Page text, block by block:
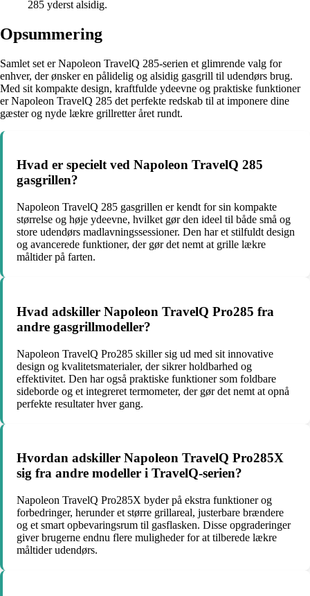
285 yderst alsidig.
Opsummering
Samlet set er Napoleon TravelQ 285-serien et glimrende valg for
enhver, der ønsker en pålidelig og alsidig gasgrill til udendørs brug.
Med sit kompakte design, kraftfulde ydeevne og praktiske funktioner
er Napoleon TravelQ 285 det perfekte redskab til at imponere dine
gæster og nyde lækre grillretter året rundt.
Hvad er specielt ved Napoleon TravelQ 285
gasgrillen?
Napoleon TravelQ 285 gasgrillen er kendt for sin kompakte
størrelse og høje ydeevne, hvilket gør den ideel til både små og
store udendørs madlavningssessioner. Den har et stilfuldt design
og avancerede funktioner, der gør det nemt at grille lækre
måltider på farten.
Hvad adskiller Napoleon TravelQ Pro285 fra
andre gasgrillmodeller?
Napoleon TravelQ Pro285 skiller sig ud med sit innovative
design og kvalitetsmaterialer, der sikrer holdbarhed og
effektivitet. Den har også praktiske funktioner som foldbare
sideborde og et integreret termometer, der gør det nemt at opnå
perfekte resultater hver gang.
Hvordan adskiller Napoleon TravelQ Pro285X
sig fra andre modeller i TravelQ-serien?
Napoleon TravelQ Pro285X byder på ekstra funktioner og
forbedringer, herunder et større grillareal, justerbare brændere
og et smart opbevaringsrum til gasflasken. Disse opgraderinger
giver brugerne endnu flere muligheder for at tilberede lækre
måltider udendørs.